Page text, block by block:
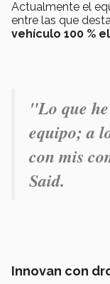
Actualmente el
entre las que
vehículo 100 %
"Lo que
equipo; a
con mis
Said.
Innovan con